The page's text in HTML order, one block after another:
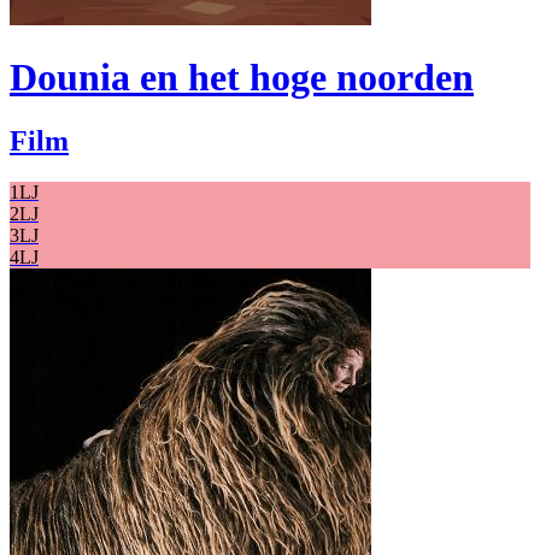
Dounia en het hoge noorden
Film
1LJ
2LJ
3LJ
4LJ